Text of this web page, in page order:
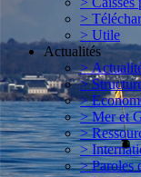
>
> Utile
Actualités
>
>
>
> Mer et
>
>
> Paroles